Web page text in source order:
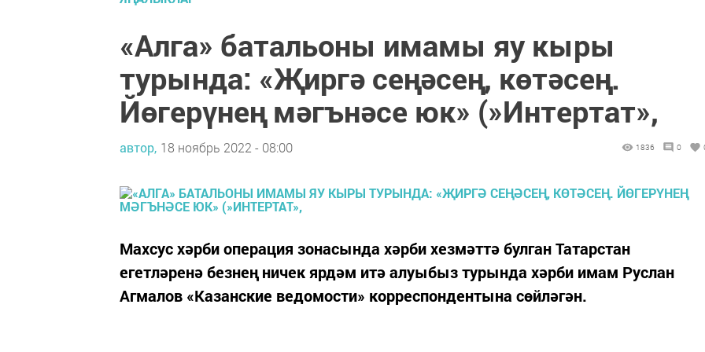
«Алга» батальоны имамы яу кыры
турында: «Җиргә сеңәсең, көтәсең.
Йөгерүнең мәгънәсе юк» (»Интертат»,
автор, 18 ноябрь 2022 - 08:00 1836 0
Махсус хәрби операция зонасында хәрби хезмәттә булган Татарстан
егетләренә безнең ничек ярдәм итә алуыбыз турында хәрби имам Руслан
Агмалов «Казанские ведомости» корреспондентына сөйләгән.